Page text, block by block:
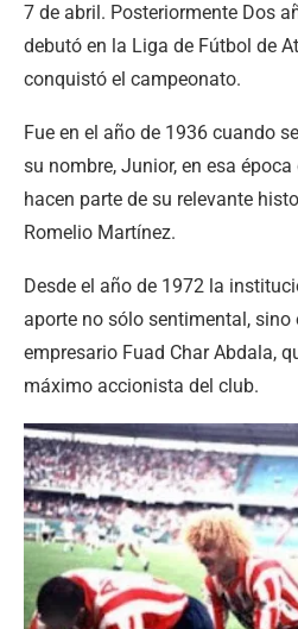
7 de abril. Posteriormente Dos
debutó en la Liga de Fútbol de
conquistó el campeonato.
Fue en el año de 1936 cuando
su nombre, Junior, en esa
hacen parte de su relevante
Romelio Martínez.
Desde el año de 1972 la
aporte no sólo sentimental, sino
empresario Fuad Char Abdala,
máximo accionista del club.